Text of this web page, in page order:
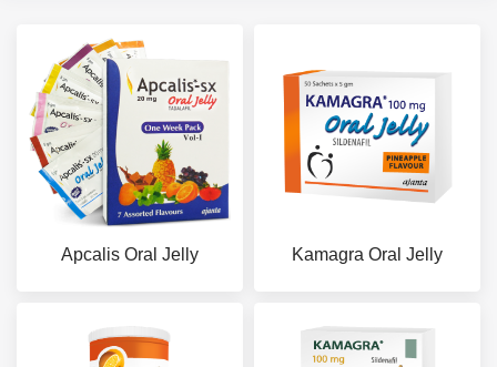
Apcalis Oral Jelly Kamagra Oral Jelly